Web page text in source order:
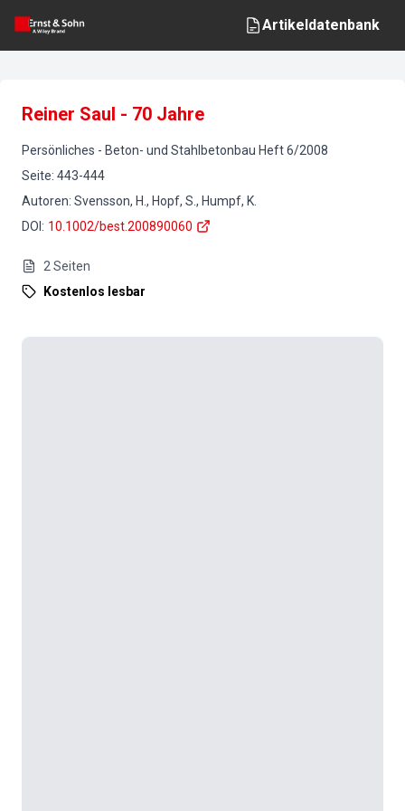
Artikeldatenbank
Reiner Saul - 70 Jahre
Persönliches - Beton- und Stahlbetonbau Heft6/2008
Seite: 443-444
Autoren: Svensson, H., Hopf, S., Humpf, K.
DOI : 10.1002/best.200890060
2 Seiten
Kostenlos lesbar